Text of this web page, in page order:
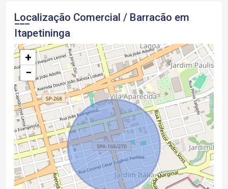
Localização Comercial / Barracão em
Itapetininga
+
−